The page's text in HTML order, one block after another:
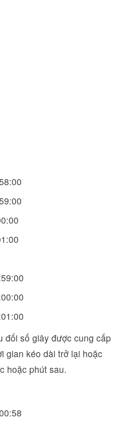
đối số giây được cung cấp
gian kéo dài trở lại hoặc
hoặc phút sau.